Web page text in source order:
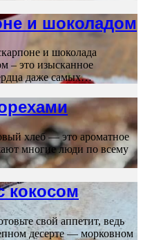
и шоколадом
и шоколада
– это изысканное
даже самых…
хлеб — это ароматное
многие люди по всему
кокосом
свой аппетит, ведь
десерте — морковном